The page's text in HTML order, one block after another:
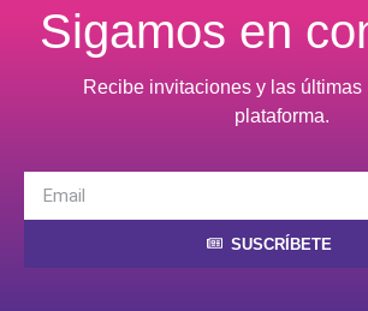
Sigamos en
Recibe invitaciones y las últimas
plataforma.
SUSCRÍBETE